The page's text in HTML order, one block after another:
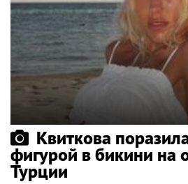
Квиткова
фигурой в бикини на
Турции